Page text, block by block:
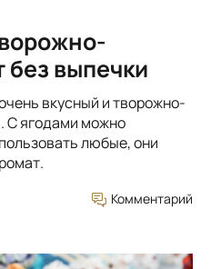
выпечки
вкусный и творожно-
С ягодами можно
любые, они
Комментарий